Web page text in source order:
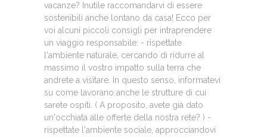
vacanze? Inutile raccomandarvi di essere
sostenibili anche lontano da casa! Ecco per
voi alcuni piccoli consigli per intraprendere
un viaggio responsabile: - rispettate
l'ambiente naturale, cercando di ridurre al
massimo il vostro impatto sulla terra che
andrete a visitare. In questo senso, informatevi
su come lavorano anche le strutture di cui
sarete ospiti. ( A proposito, avete già dato
un'occhiata alle offerte della nostra rete? ) -
rispettate l'ambiente sociale, approcciandovi